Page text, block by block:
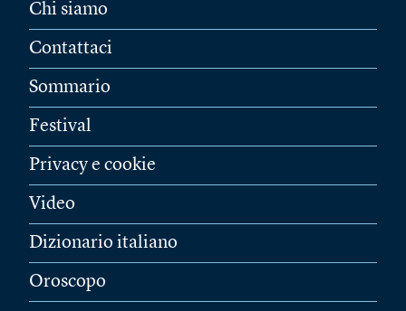
Chi siamo
Contattaci
Sommario
Festival
Privacy e cookie
Video
Dizionario italiano
Oroscopo